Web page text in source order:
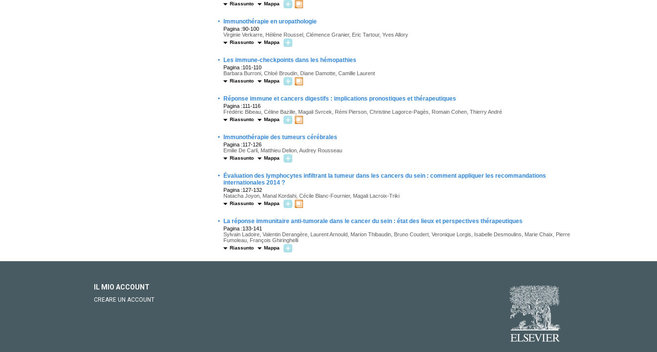
Riassunto Mappa
· Immunothérapie en uropathologie
Pagina :90-100
Virginie Verkarre, Hélène Roussel, Clémence Granier, Eric Tartour, Yves Allory
Riassunto Mappa
· Les immune-checkpoints dans les hémopathies
Pagina :101-110
Barbara Burroni, Chloé Broudin, Diane Damotte, Camille Laurent
Riassunto Mappa
· Réponse immune et cancers digestifs : implications pronostiques et thérapeutiques
Pagina :111-116
Frédéric Bibeau, Céline Bazille, Magali Svrcek, Rémi Pierson, Christine Lagorce-Pagès, Romain Cohen, Thierry André
Riassunto Mappa
· Immunothérapie des tumeurs cérébrales
Pagina :117-126
Emilie De Carli, Matthieu Delion, Audrey Rousseau
Riassunto Mappa
·
Évaluation des lymphocytes infiltrant la tumeur dans les cancers du sein : comment appliquer les recommandations
internationales 2014 ?
Pagina :127-132
Natacha Joyon, Manal Kordahi, Cécile Blanc-Fournier, Magali Lacroix-Triki
Riassunto Mappa
· La réponse immunitaire anti-tumorale dans le cancer du sein : état des lieux et perspectives thérapeutiques
Pagina :133-141
Sylvain Ladoire, Valentin Derangère, Laurent Arnould, Marion Thibaudin, Bruno Coudert, Veronique Lorgis, Isabelle Desmoulins, Marie Chaix, Pierre
Fumoleau, François Ghiringhelli
Riassunto Mappa
IL MIO ACCOUNT
CREARE UN ACCOUNT